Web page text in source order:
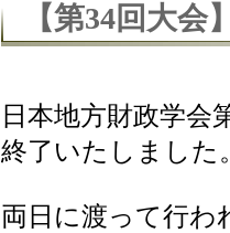
【第34回大
日本地方財政学会
終了いたしました
両日に渡って行わ